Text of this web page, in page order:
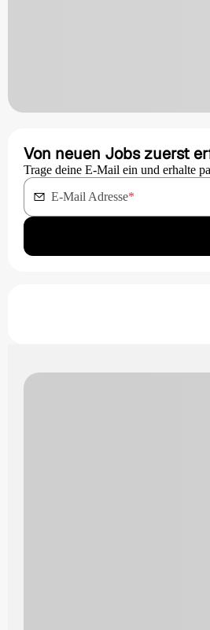
Von neuen Jobs zuerst
Trage deine E-Mail ein und erhalte
E-Mail Adresse*